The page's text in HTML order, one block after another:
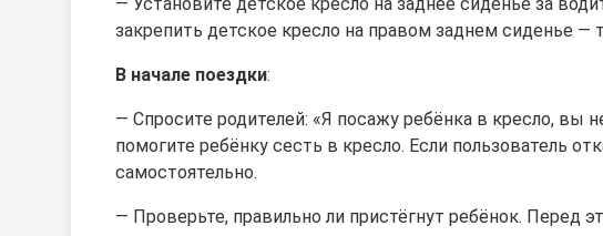
закрепить детское кресло на правом заднем сиденье —
В начале поездки:
— Спросите родителей: «Я посажу ребёнка в кресло, вы
помогите ребёнку сесть в кресло. Если пользователь
самостоятельно.
— Проверьте, правильно ли пристёгнут ребёнок. Перед